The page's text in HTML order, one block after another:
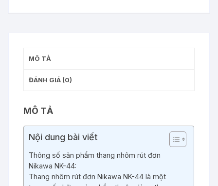
lượng
MÔ TẢ
ĐÁNH GIÁ (0)
MÔ TẢ
Nội dung bài viết
Thông số sản phẩm thang nhôm rút đơn
Nikawa NK-44:
Thang nhôm rút đơn Nikawa NK-44 là một